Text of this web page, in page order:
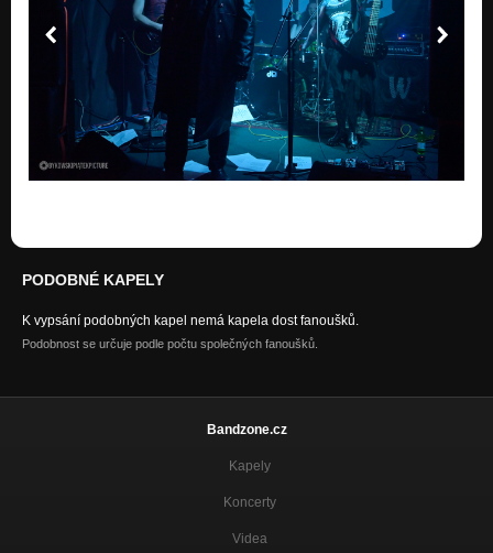
PODOBNÉ KAPELY
K vypsání podobných kapel nemá kapela dost fanoušků.
Podobnost se určuje podle počtu společných fanoušků.
Bandzone.cz
Kapely
Koncerty
Videa